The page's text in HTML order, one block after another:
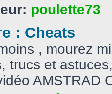
poulette73
: Cheats
, mourez
trucs et
AMSTRAD